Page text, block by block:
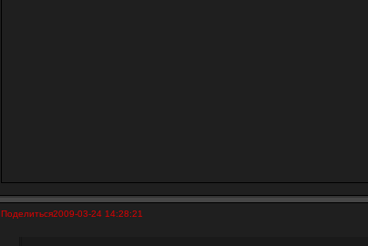
Поделиться2009-03-24 14:28:21